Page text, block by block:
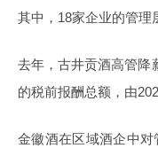
其中，18家企业的管理
去年，古井贡酒高管降
的税前报酬总额，由
金徽酒在区域酒企中